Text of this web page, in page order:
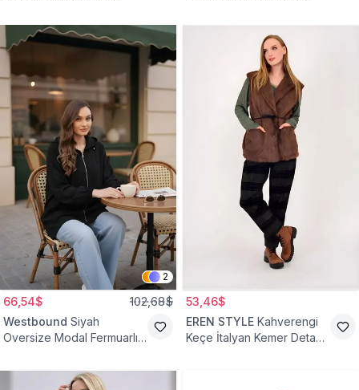
2
66,54$ 102,68$
Westbound Siyah
Oversize Modal Fermuarlı
53,46$
EREN STYLE Kahverengi
Keçe İtalyan Kemer Detaylı